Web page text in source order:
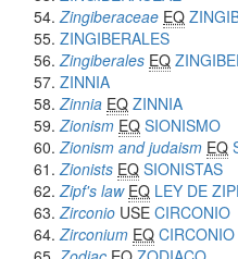
Zingiberaceae EQ
ZINGIBERALES
Zingiberales EQ
ZINNIA
Zinnia EQ ZINNIA
Zionism EQ SIONISMO
Zionism and judaism EQ
Zionists EQ SIONISTAS
Zipf's law EQ LEY DE
Zirconio USE CIRCONIO
Zirconium EQ CIRCONIO